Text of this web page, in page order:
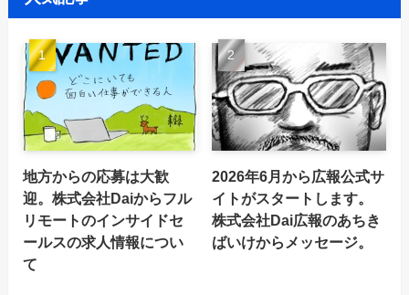
地方からの応募は大歓
迎。株式会社Daiからフル
リモートのインサイドセ
ールスの求人情報につい
て
2026年6月から広報公式サ
イトがスタートします。
株式会社Dai広報のあちき
ばいけからメッセージ。